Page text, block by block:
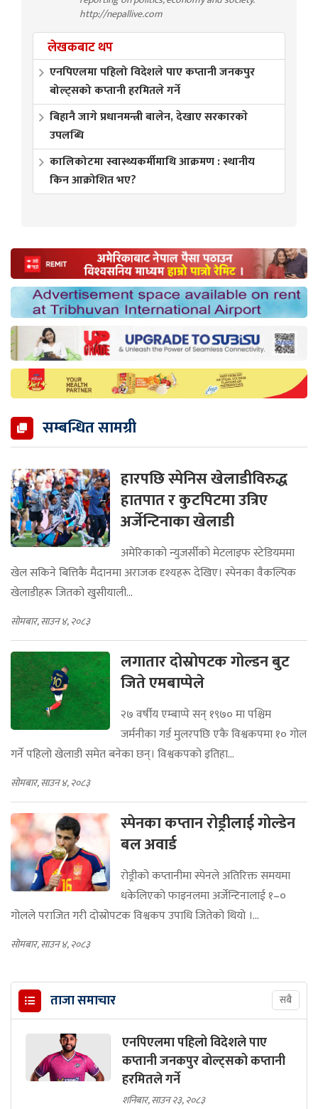
http://nepallive.com
लेखकबाट थप
एनपिएलमा पहिलो विदेशले पाए कप्तानी जनकपुर
बोल्ट्सको कप्तानी हरमितले गर्ने
बिहानै जागे प्रधानमन्त्री बालेन, देखाए सरकारकाे
उपलब्धि
कालिकोटमा स्वास्थ्यकर्मीमाथि आक्रमण : स्थानीय
किन आक्रोशित भए?
सम्बन्धित सामग्री
हारपछि स्पेनिस खेलाडीविरुद्ध
हातपात र कुटपिटमा उत्रिए
अर्जेन्टिनाका खेलाडी
अमेरिकाको न्युजर्सीको मेटलाइफ स्टेडियममा
खेल सकिने बित्तिकै मैदानमा अराजक दृश्यहरू देखिए। स्पेनका वैकल्पिक
खेलाडीहरू जितको खुसीयाली...
सोमबार, साउन ४, २०८३
लगातार दोस्रोपटक गोल्डन बुट
जिते एमबाप्पेले
२७ वर्षीय एम्बाप्पे सन् १९७० मा पश्चिम
जर्मनीका गर्ड मुलरपछि एकै विश्वकपमा १० गोल
गर्ने पहिलो खेलाडी समेत बनेका छन्। विश्वकपको इतिहा...
सोमबार, साउन ४, २०८३
स्पेनका कप्तान रोड्रीलाई गोल्डेन
बल अवार्ड
रोड्रीको कप्तानीमा स्पेनले अतिरिक्त समयमा
धकेलिएको फाइनलमा अर्जेन्टिनालाई १–०
गोलले पराजित गरी दोस्रोपटक विश्वकप उपाधि जितेको थियो ।...
सोमबार, साउन ४, २०८३
ताजा समाचार सबै
एनपिएलमा पहिलो विदेशले पाए
कप्तानी जनकपुर बोल्ट्सको कप्तानी
हरमितले गर्ने
शनिबार, साउन २३, २०८३